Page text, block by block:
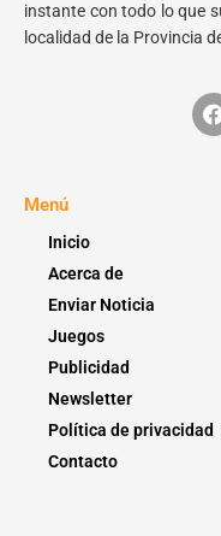
instante con todo lo que
localidad de la Provincia
Menú
Inicio
Acerca de
Enviar Noticia
Juegos
Publicidad
Newsletter
Política de privacidad
Contacto